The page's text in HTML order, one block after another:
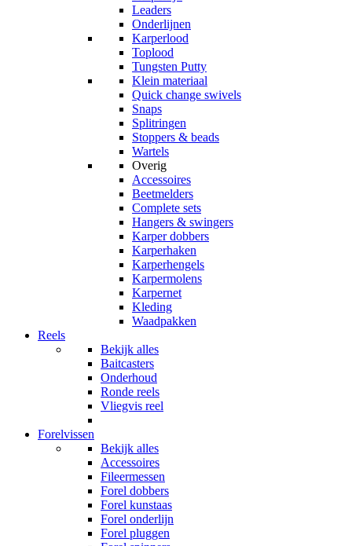
Leaders
Onderlijnen
Karperlood
Toplood
Tungsten Putty
Klein materiaal
Quick change swivels
Snaps
Splitringen
Stoppers & beads
Wartels
Overig
Accessoires
Beetmelders
Complete sets
Hangers & swingers
Karper dobbers
Karperhaken
Karperhengels
Karpermolens
Karpernet
Kleding
Waadpakken
Reels
Bekijk alles
Baitcasters
Onderhoud
Ronde reels
Vliegvis reel
Forelvissen
Bekijk alles
Accessoires
Fileermessen
Forel dobbers
Forel kunstaas
Forel onderlijn
Forel pluggen